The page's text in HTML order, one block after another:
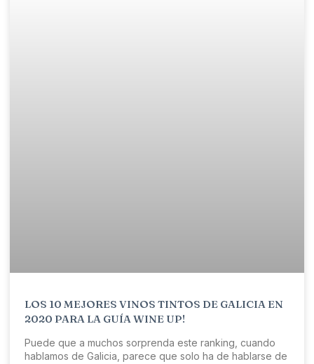
LOS 10 MEJORES VINOS TINTOS DE GALICIA EN
2020 PARA LA GUÍA WINE UP!
Puede que a muchos sorprenda este ranking, cuando
hablamos de Galicia, parece que solo ha de hablarse de